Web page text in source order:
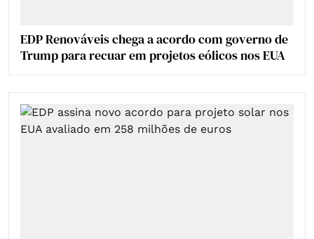
EDP Renováveis chega a acordo com governo de
Trump para recuar em projetos eólicos nos EUA